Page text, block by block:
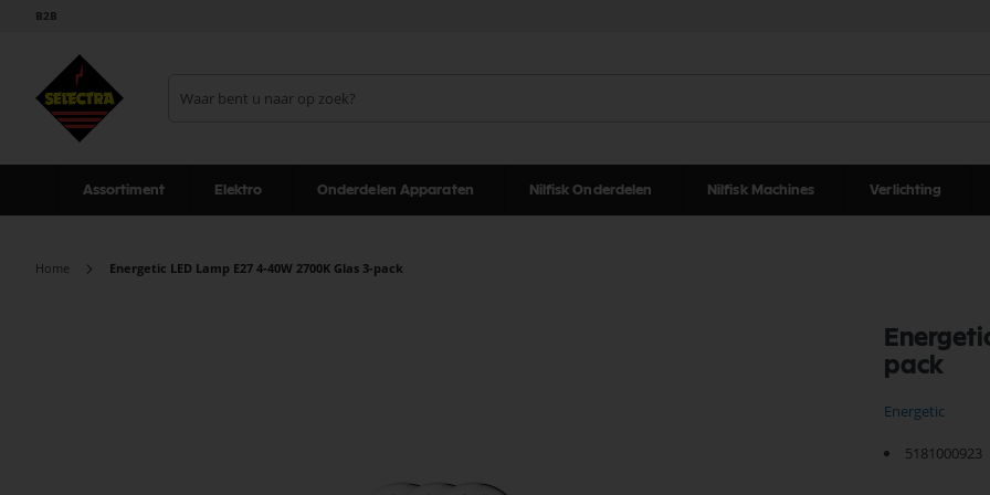
B2B
Assortiment Elektro Onderdelen Apparaten Nilfisk Onderdelen Nilfisk Machines Verlichting
Home Energetic LED Lamp E27 4-40W 2700K Glas 3-pack
pack
Energetic
5181000923